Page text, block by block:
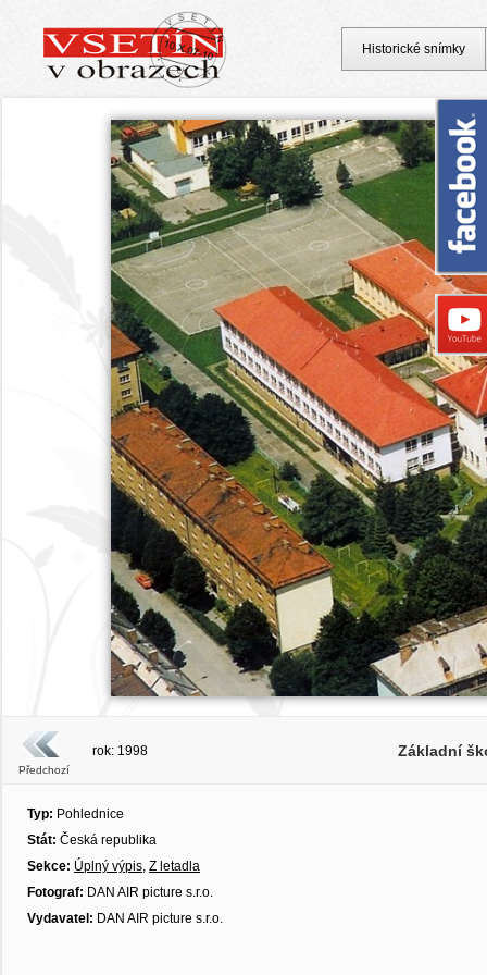
Předchozí
rok: 1998 Základní
Typ: Pohlednice
Stát: Česká republika
Sekce: Úplný výpis, Z letadla
Fotograf: DAN AIR picture s.r.o.
Vydavatel: DAN AIR picture s.r.o.
Historické snímky